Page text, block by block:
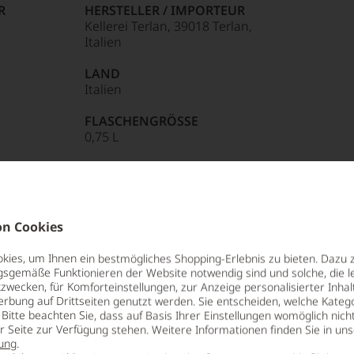
Cookies
um Ihnen ein bestmögliches Shopping-Erlebnis zu bieten. Dazu
Funktionieren der Website notwendig sind und solche, die
für Komforteinstellungen, zur Anzeige personalisierter
auf Drittseiten genutzt werden. Sie entscheiden, welche
beachten Sie, dass auf Basis Ihrer Einstellungen womöglich
Seite zur Verfügung stehen. Weitere Informationen finden Sie in
.
Punkte:
HERSTELLER / IMPORTEUR
Kellerei Terlan, 39018 Terlan,
Italien
LAND
Italien
FLASCHENGRÖSSE
0,75 L
übrigens im Jahr 1893 als erste
überzeugende wie bemerkenswerte
Winery aufweisen. Neben dem extrem
zeichnen diesen bemerkenswerten